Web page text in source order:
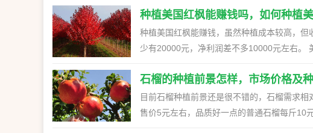
量：因为初秋时节温度高，若水太多，幼苗
浇，保持苗床半干半湿。大雨将至时要盖膜
（5）防病治虫：初秋时节蚜虫危害严重，如
应注意使喷嘴对准叶背，将药尽量喷射到蚜
病，要及时喷药防治，对于猝倒病、立枯病
虫外，可用病毒A、植病灵等药剂防治。在初
求有一定湿度，若土壤含水量过低，则密环菌
形、卵状长圆形至倒卵形。花梗从茎顶抽出，
线形而略显披针形，黄色，长为萼片的二分
37.5px，花丝比花药短。花期6-7月，果期9-
于茎顶，叶片披针形、倒卵状披针形或倒披
乡有一种很特别的作物，名字叫做血麦，这
倍和4倍。血麦市场售价每斤10元以上。 2、
开发研究所何一哲副研究员利用新发现的野
的种植前景 1、艾草的产量较高，成本较低，
2、近几年艾草在市场上越来越活跃，这正是
受欢迎，艾草需求量日增。饮食、美容、养生
穴栽2-3株苗，适当覆土，栽后如果2-3天内
30厘米时开始施肥，用尿素90千克/公顷作提
旬再施农家肥、厩肥、饼肥等作为基肥。 3、
左右，后期加强种植管理，及时采收。 一、
植地费用600-1000元，种苗费150-200元，
约500元，其他流动资金500元，种植一亩茭
无没有其他杂株，然后再看看这颗茭白上面
白种植。 2、准备土壤 种植茭白不能选择低
水，种植期间如果有水分流失，那么是种不
种植美国红枫能赚钱吗，如何种植
种植美国红枫能赚钱，虽然种植成本较高，
少有20000元，净利润差不多10000元左右。
长到5-10cm时揭掉膜，长至20-30cm后揭掉
枫能赚钱吗 1、市场行情 由于种植技术不断
价格行情相对回落，价格从15元降到6元（不
石榴的种植前景怎样，市场价格及
目前石榴种植前景还是很不错的，石榴需求
售价5元左右，品质好一点的普通石榴每斤10